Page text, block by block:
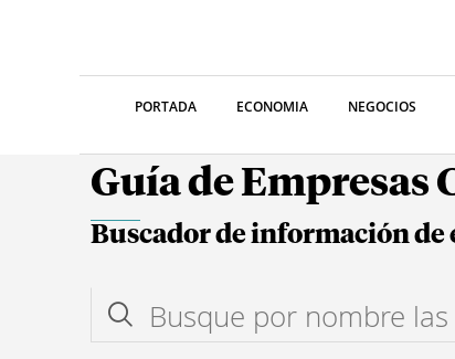
PORTADA ECONOMIA NEGOCIOS
Guía de Empresas
Buscador de información de